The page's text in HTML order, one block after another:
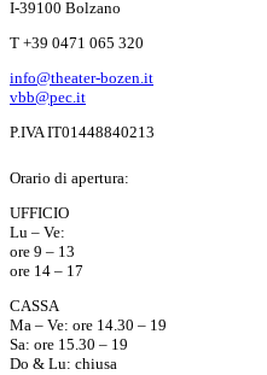
I-39100 Bolzano
T +39 0471 065 320
info@theater-bozen.it
vbb@pec.it
P.IVA IT01448840213
Orario di apertura:
UFFICIO
Lu – Ve:
ore 9 – 13
ore 14 – 17
CASSA
Ma – Ve: ore 14.30 – 19
Sa: ore 15.30 – 19
Do & Lu: chiusa